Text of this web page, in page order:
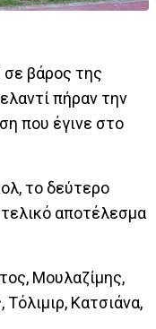
σε βάρος της
πήραν την
που έγινε στο
το δεύτερο
αποτέλεσμα
Μουλαζίμης,
Κατσιάνα,